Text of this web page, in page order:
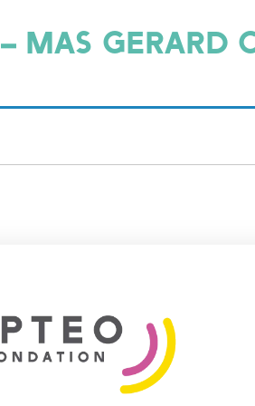
MAS GERARD